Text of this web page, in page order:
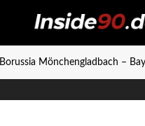
Borussia Mönchengladbach –